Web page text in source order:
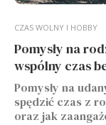
CZAS WOLNY I HOBBY
Pomysły na
wspólny czas
Pomysły na
spędzić czas z
oraz jak